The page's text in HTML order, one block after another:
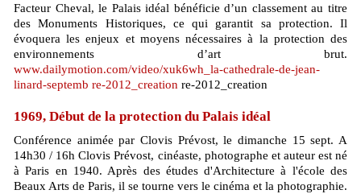
Facteur Cheval, le Palais idéal bénéficie d’un classement au titre
des Monuments Historiques, ce qui garantit sa protection. Il
évoquera les enjeux et moyens nécessaires à la protection des
environnements d’art brut.
www.dailymotion.com/video/xuk6wh_la-cathedrale-de-jean-
linard-septemb re-2012_creation re-2012_creation
1969, Début de la protection du Palais idéal
Conférence animée par Clovis Prévost, le dimanche 15 sept. A
14h30 / 16h Clovis Prévost, cinéaste, photographe et auteur est né
à Paris en 1940. Après des études d'Architecture à l'école des
Beaux Arts de Paris, il se tourne vers le cinéma et la photographie.